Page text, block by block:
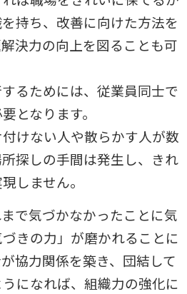
持ち、改善に向けた方法を
決力の向上を図ることも可
るためには、従業員同士で
となります。
けない人や散らかす人が数
探しの手間は発生し、きれ
しません。
で気づかなかったことに気
きの力」が磨かれることに
協力関係を築き、団結して
になれば、組織力の強化に